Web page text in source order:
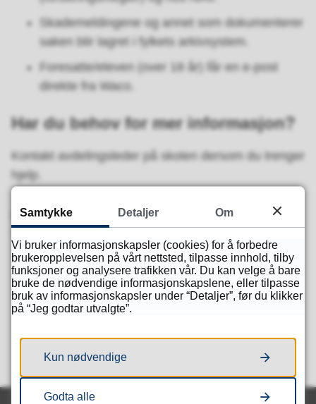
Skademeldingene og annet som dokumenterer
saken blir lagret i fylkets arkivsystem.
Foresatte/eleven (over 18 år) får en e-post
direkte fra Waco.
Har du behov for mer informasjon?
Kontakt avdelingsleder på skolen dersom du trenger
hjelp.
Publisert
05.12.2022 15.20
Fant du det du lette etter?
Samtykke Detaljer Om
Vi bruker informasjonskapsler (cookies) for å forbedre
brukeropplevelsen på vårt nettsted, tilpasse innhold, tilby
funksjoner og analysere trafikken vår. Du kan velge å bare
bruke de nødvendige informasjonskapslene, eller tilpasse
bruk av informasjonskapsler under “Detaljer”, før du klikker
på “Jeg godtar utvalgte”.
Kun nødvendige
Godta alle